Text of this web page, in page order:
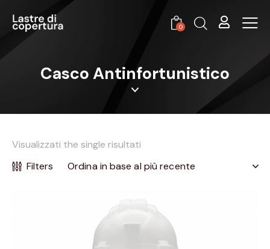
0
Casco Antinfortunistico
Visualizzati the single risultati
Filters